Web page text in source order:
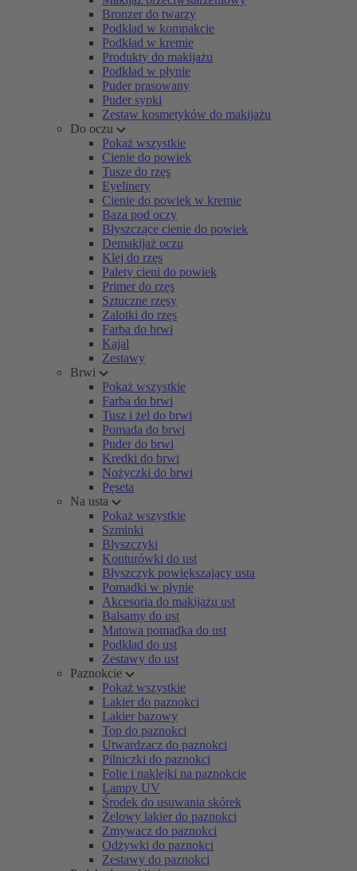
Bronzer do twarzy
Podkład w kompakcie
Podkład w kremie
Produkty do makijażu
Podkład w płynie
Puder prasowany
Puder sypki
Zestaw kosmetyków do makijażu
Do oczu
Pokaż wszystkie
Cienie do powiek
Tusze do rzęs
Eyelinery
Cienie do powiek w kremie
Baza pod oczy
Błyszczące cienie do powiek
Demakijaż oczu
Klej do rzęs
Palety cieni do powiek
Primer do rzęs
Sztuczne rzęsy
Zalotki do rzęs
Farba do brwi
Kajal
Zestawy
Brwi
Pokaż wszystkie
Farba do brwi
Tusz i żel do brwi
Pomada do brwi
Puder do brwi
Kredki do brwi
Nożyczki do brwi
Pęseta
Na usta
Pokaż wszystkie
Szminki
Błyszczyki
Konturówki do ust
Błyszczyk powiększający usta
Pomadki w płynie
Akcesoria do makijażu ust
Balsamy do ust
Matowa pomadka do ust
Podkład do ust
Zestawy do ust
Paznokcie
Pokaż wszystkie
Lakier do paznokci
Lakier bazowy
Top do paznokci
Utwardzacz do paznokci
Pilniczki do paznokci
Folie i naklejki na paznokcie
Lampy UV
Środek do usuwania skórek
Żelowy lakier do paznokci
Zmywacz do paznokci
Odżywki do paznokci
Zestawy do paznokci